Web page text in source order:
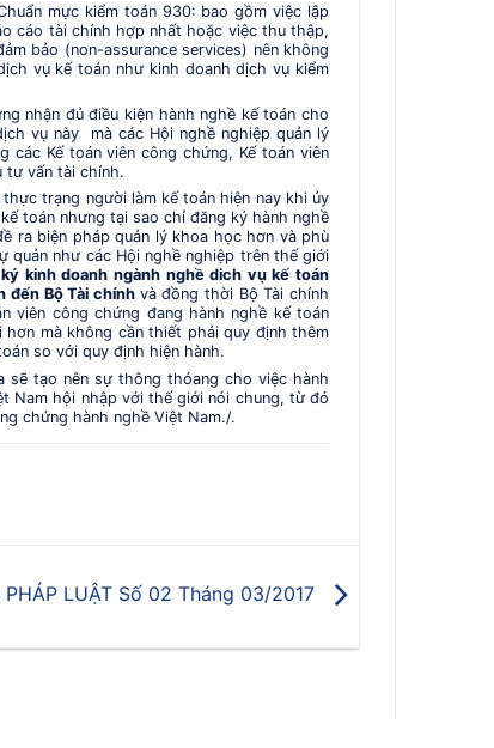
mực kiểm toán 930: bao gồm việc lập
cáo tài chính hợp nhất hoặc việc thu thập,
bảo (non-assurance services) nên không
vụ kế toán như kinh doanh dịch vụ kiểm
nhận đủ điều kiện hành nghề kế toán cho
vụ này mà các Hội nghề nghiệp quản lý
Kế toán viên công chứng, Kế toán viên
tư vấn tài chính.
trạng người làm kế toán hiện nay khi ủy
toán nhưng tại sao chỉ đăng ký hành nghề
ra biện pháp quản lý khoa học hơn và phù
như các Hội nghề nghiệp trên thế giới
kinh doanh ngành nghề dich vụ kế toán
đến Bộ Tài chính và đồng thời Bộ Tài chính
viên công chứng đang hành nghề kế toán
mà không cần thiết phải quy định thêm
so với quy định hiện hành.
sẽ tạo nên sự thông thóang cho việc hành
Nam hội nhập với thế giới nói chung, từ đó
chứng hành nghề Việt Nam./.
PHÁP LUẬT Số 02 Tháng 03/2017